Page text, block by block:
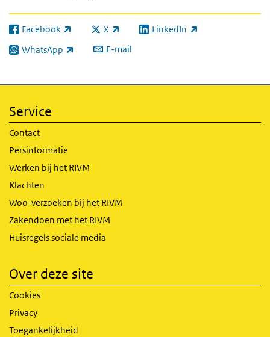
Facebook
(externe link) X
(externe link) LinkedIn
(externe link)
WhatsApp
(externe link) E-mail
Service
Contact
Persinformatie
Werken bij het RIVM
Klachten
Woo-verzoeken bij het RIVM
Zakendoen met het RIVM
Huisregels sociale media
Over deze site
Cookies
Privacy
Toegankelijkheid